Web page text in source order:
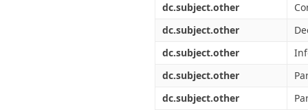
dc.subject.other
dc.subject.other
dc.subject.other
dc.subject.other
dc.subject.other